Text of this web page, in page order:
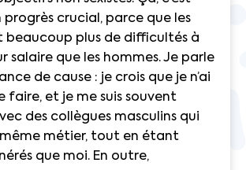
crucial, parce que les
beaucoup plus de difficultés à
salaire que les hommes. Je parle
de cause : je crois que je n’ai
faire, et je me suis souvent
des collègues masculins qui
métier, tout en étant
que moi. En outre,